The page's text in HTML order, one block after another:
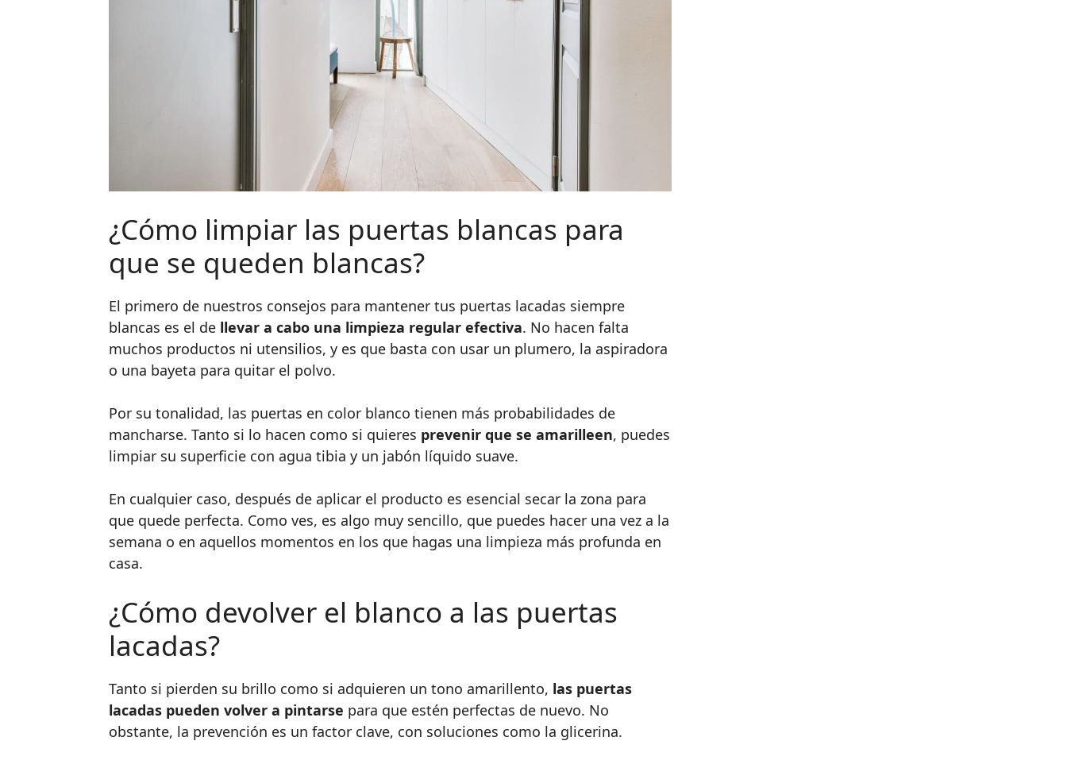
¿Cómo limpiar las puertas blancas para
que se queden blancas?
El primero de nuestros consejos para mantener tus puertas lacadas siempre
blancas es el de llevar a cabo una limpieza regular efectiva. No hacen falta
muchos productos ni utensilios, y es que basta con usar un plumero, la aspiradora
o una bayeta para quitar el polvo.
Por su tonalidad, las puertas en color blanco tienen más probabilidades de
mancharse. Tanto si lo hacen como si quieres prevenir que se amarilleen, puedes
limpiar su superficie con agua tibia y un jabón líquido suave.
En cualquier caso, después de aplicar el producto es esencial secar la zona para
que quede perfecta. Como ves, es algo muy sencillo, que puedes hacer una vez a la
semana o en aquellos momentos en los que hagas una limpieza más profunda en
casa.
¿Cómo devolver el blanco a las puertas
lacadas?
Tanto si pierden su brillo como si adquieren un tono amarillento, las puertas
lacadas pueden volver a pintarse para que estén perfectas de nuevo. No
obstante, la prevención es un factor clave, con soluciones como la glicerina.